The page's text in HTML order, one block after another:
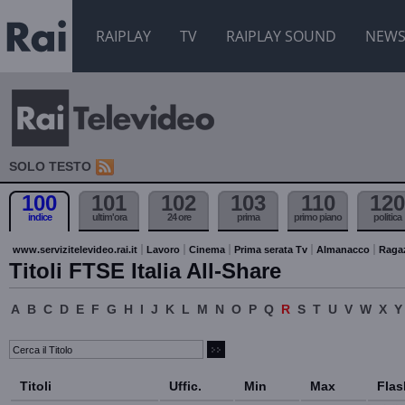
RAIPLAY TV RAIPLAY SOUND NEWS
SOLO TESTO
100
indice
101
ultim'ora
102
24 ore
103
prima
110
primo piano
120
politica
www.servizitelevideo.rai.it Lavoro Cinema Prima serata Tv Almanacco
Titoli FTSE Italia All-Share
A B C D E F G H I J K L M N O P Q R S T U V W X Y
Titoli Uffic. Min Max